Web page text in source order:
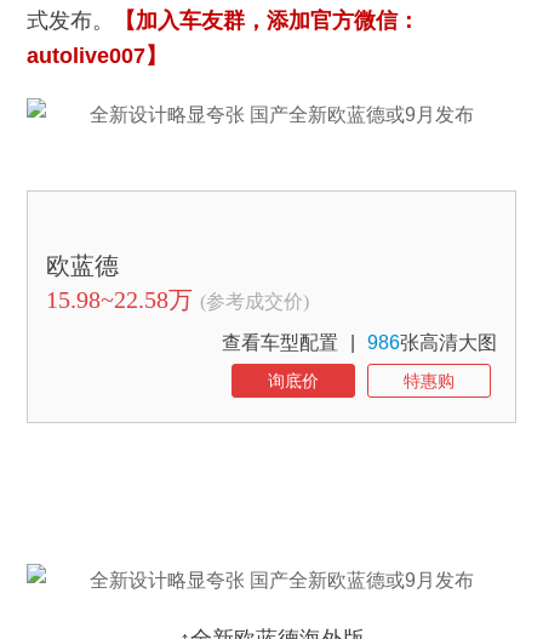
式发布。
【加入车友群，添加官方微信：
autolive007】
欧蓝德
15.98~22.58万 (参考成交价)
查看车型配置
986张高清大图
询底价 特惠购